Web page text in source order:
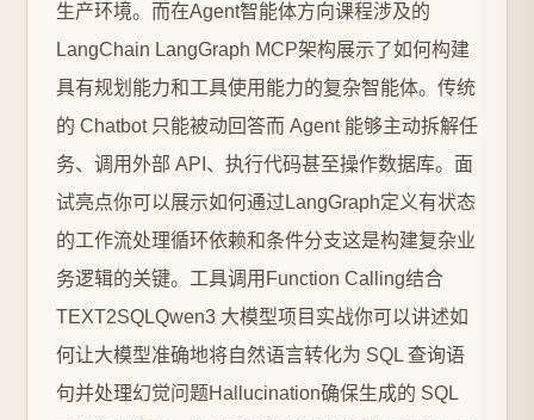
生产环境。而在Agent智能体方向课程涉及的
LangChain LangGraph MCP架构展示了如何构建
具有规划能力和工具使用能力的复杂智能体。传统
的 Chatbot 只能被动回答而 Agent 能够主动拆解任
务、调用外部 API、执行代码甚至操作数据库。面
试亮点你可以展示如何通过LangGraph定义有状态
的工作流处理循环依赖和条件分支这是构建复杂业
务逻辑的关键。工具调用Function Calling结合
TEXT2SQLQwen3 大模型项目实战你可以讲述如
何让大模型准确地将自然语言转化为 SQL 查询语
句并处理幻觉问题Hallucination确保生成的 SQL